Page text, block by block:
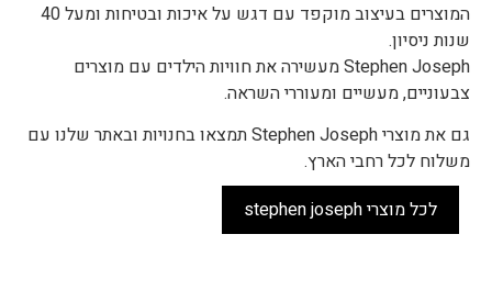
המוצרים בעיצוב מוקפד עם דגש על איכות ובטיחות ומעל 40
שנות ניסיון.
Stephen Joseph מעשירה את חוויות הילדים עם מוצרים
צבעוניים, מעשיים ומעוררי השראה.
גם את מוצרי Stephen Joseph תמצאו בחנויות ובאתר שלנו עם
משלוח לכל רחבי הארץ.
לכל מוצרי stephen joseph